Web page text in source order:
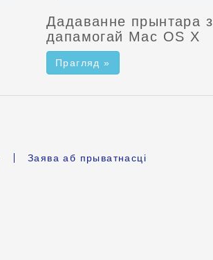
Дадаванне прынтара з
дапамогай Mac OS X
Прагляд »
Заява аб прыватнасці